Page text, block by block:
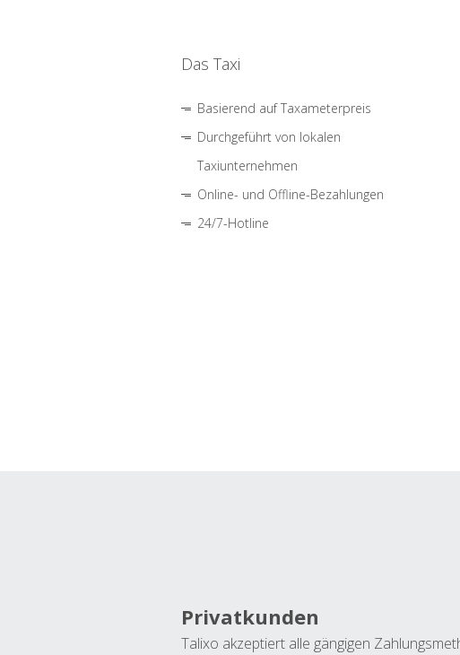
Das Taxi
Basierend auf Taxameterpreis
Durchgeführt von lokalen
Taxiunternehmen
Online- und Offline-Bezahlungen
24/7-Hotline
Privatkunden
Talixo akzeptiert alle gängigen